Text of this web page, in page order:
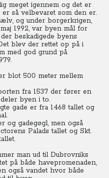
meget igennem og det er
så velbevaret som den er.
og under borgerkrigen,
1992, var byen mål for
beskadigede byens
blev der rettet op på i
med god grund på
blot 500 meter mellem
fra 1537 der fører en
byen i to.
gade er fra 1468 tallet og
og gadegøgl, men også
Palads tallet og Skt.
man ud til Dubrovniks
på både havepromenaden,
også vandet hvor både